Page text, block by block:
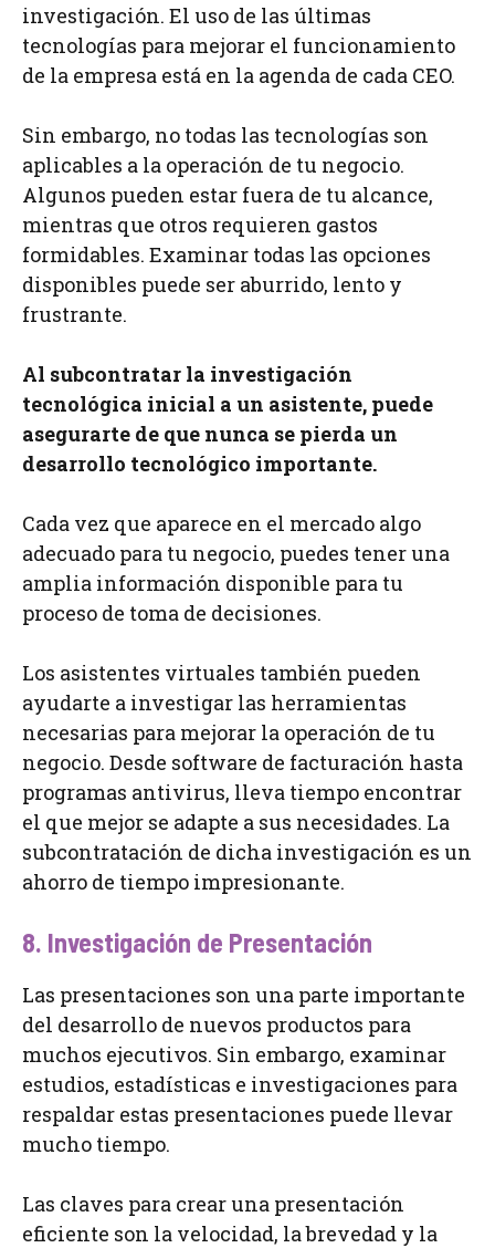
investigación. El uso de las últimas
tecnologías para mejorar el funcionamiento
de la empresa está en la agenda de cada CEO.
Sin embargo, no todas las tecnologías son
aplicables a la operación de tu negocio.
Algunos pueden estar fuera de tu alcance,
mientras que otros requieren gastos
formidables. Examinar todas las opciones
disponibles puede ser aburrido, lento y
frustrante.
Al subcontratar la investigación
tecnológica inicial a un asistente, puede
asegurarte de que nunca se pierda un
desarrollo tecnológico importante.
Cada vez que aparece en el mercado algo
adecuado para tu negocio, puedes tener una
amplia información disponible para tu
proceso de toma de decisiones.
Los asistentes virtuales también pueden
ayudarte a investigar las herramientas
necesarias para mejorar la operación de tu
negocio. Desde software de facturación hasta
programas antivirus, lleva tiempo encontrar
el que mejor se adapte a sus necesidades. La
subcontratación de dicha investigación es un
ahorro de tiempo impresionante.
8. Investigación de Presentación
Las presentaciones son una parte importante
del desarrollo de nuevos productos para
muchos ejecutivos. Sin embargo, examinar
estudios, estadísticas e investigaciones para
respaldar estas presentaciones puede llevar
mucho tiempo.
Las claves para crear una presentación
eficiente son la velocidad, la brevedad y la